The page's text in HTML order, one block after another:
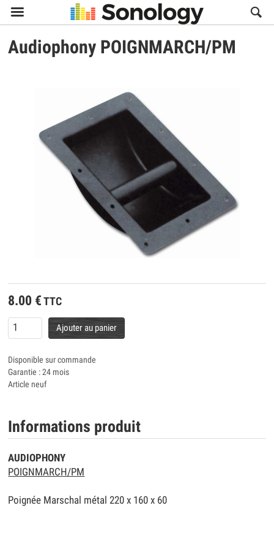

Audiophony POIGNMARCH/PM
8.00 € TTC
Ajouter au panier
Disponible sur commande
Garantie : 24 mois
Article neuf
Informations produit
AUDIOPHONY
POIGNMARCH/PM
Poignée Marschal métal 220 x 160 x 60